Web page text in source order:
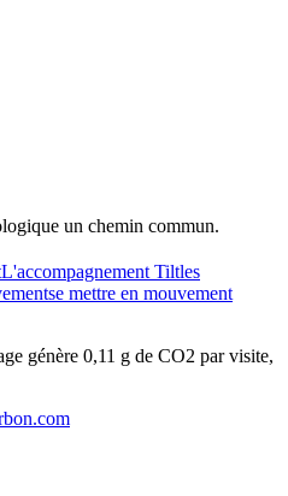
un chemin commun.
L'accompagnement Tiltles
se mettre en mouvement
génère 0,11 g de CO2 par visite,